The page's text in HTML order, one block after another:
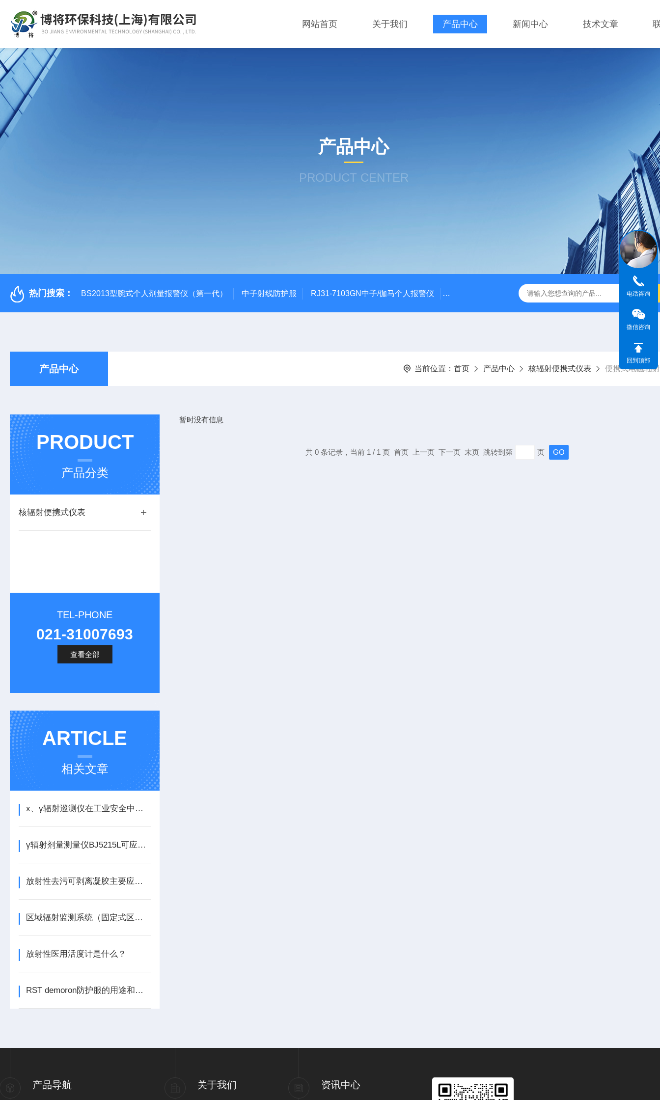
网站首页 关于我们 产品中心 新闻中心 技术文章
产品中心
PRODUCT CENTER
热门搜索： BS2013型腕式个人剂量报警仪（第一代） 中子射线防护服 RJ31-7103GN中子/伽马个人报警仪 BJ5215L型长杆γ剂量率仪 BJFH-QWX放射性去污箱
产品中心 当前位置： 首页 产品中心 核辐射便携式仪表 便携式电磁辐
PRODUCT
产品分类
核辐射便携式仪表
TEL-PHONE
021-31007693
查看全部
ARTICLE
相关文章
х、γ辐射巡测仪在工业安全中的重要性
γ辐射剂量测量仪BJ5215L可应用于哪些行业？
放射性去污可剥离凝胶主要应用行业与领域
区域辐射监测系统（固定式区域辐射监测仪）的结构和应用
放射性医用活度计是什么？
RST demoron防护服的用途和优势
暂时没有信息
共 0 条记录，当前 1 / 1 页 首页 上一页 下一页 末页 跳转到第 页
产品导航 关于我们 资讯中心
电话咨询
微信咨询
回到顶部